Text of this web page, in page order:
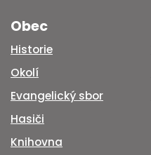
Obec
Historie
Okolí
Evangelický sbor
Hasiči
Knihovna